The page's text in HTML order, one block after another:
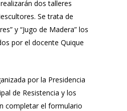
dos talleres
Se trata de
y “Jugo de Madera” los
por el docente Quique
por la Presidencia
de Resistencia y los
completar el formulario